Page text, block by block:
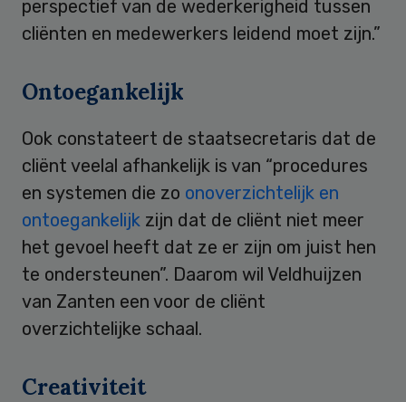
perspectief van de wederkerigheid tussen
cliënten en medewerkers leidend moet zijn.”
Ontoegankelijk
Ook constateert de staatsecretaris dat de
cliënt veelal afhankelijk is van “procedures
en systemen die zo onoverzichtelijk en
ontoegankelijk zijn dat de cliënt niet meer
het gevoel heeft dat ze er zijn om juist hen
te ondersteunen”. Daarom wil Veldhuijzen
van Zanten een voor de cliënt
overzichtelijke schaal.
Creativiteit